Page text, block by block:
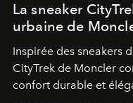
La sneaker
urbaine de
Inspirée des sneakers
CityTrek de Moncler
confort durable et